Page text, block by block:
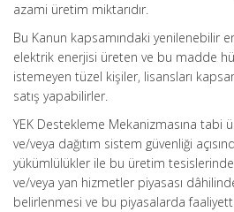
azami üretim miktarıdır.
Bu Kanun kapsamındaki yenilenebilir
elektrik enerjisi üreten ve bu madde
istemeyen tüzel kişiler, lisansları
satış yapabilirler.
YEK Destekleme Mekanizmasına tabi
ve/veya dağıtım sistem güvenliği
yükümlülükler ile bu üretim
ve/veya yan hizmetler piyasası
belirlenmesi ve bu piyasalarda